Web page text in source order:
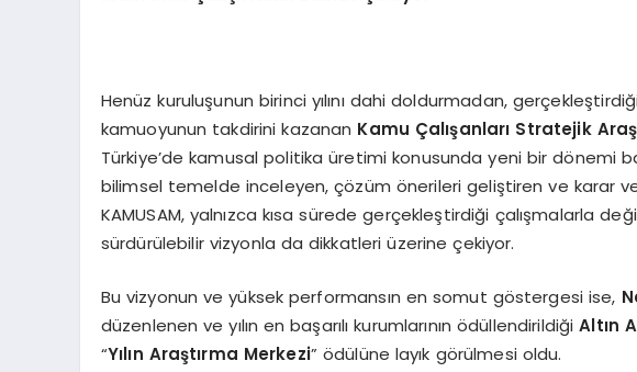
Henüz kuruluşunun birinci yılını dahi doldurmadan,
kamuoyunun takdirini kazanan Kamu Çalışanları Stratejik
Türkiye’de kamusal politika üretimi konusunda yeni bir dönemi
bilimsel temelde inceleyen, çözüm önerileri geliştiren ve karar
KAMUSAM, yalnızca kısa sürede gerçekleştirdiği çalışmalarla
sürdürülebilir vizyonla da dikkatleri üzerine çekiyor.
Bu vizyonun ve yüksek performansın en somut göstergesi ise,
düzenlenen ve yılın en başarılı kurumlarının ödüllendirildiğiAltın
“Yılın Araştırma Merkezi” ödülüne layık görülmesi oldu.